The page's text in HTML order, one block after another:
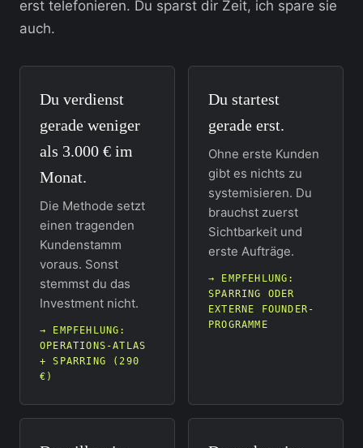
erst telefonieren. Du sparst dir Zeit, ich spare sie
auch.
Du verdienst
gerade weniger
als 3.000 € im
Monat.
Die Methode setzt
einen tragenden
Kundenstamm
voraus. Sonst
stemmst du das
Investment nicht.
→ EMPFEHLUNG:
OPERATIONS-ATLAS
+ SPARRING (290
€)
Du startest
gerade erst.
Ohne erste Kunden
gibt es nichts zu
systemisieren. Du
brauchst zuerst
Sichtbarkeit und
erste Aufträge.
→ EMPFEHLUNG:
SPARRING ODER
EXTERNE FOUNDER-
PROGRAMME